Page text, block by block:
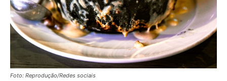
Foto: Reprodução/Redes sociais